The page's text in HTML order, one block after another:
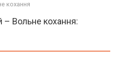
кохання
– Вольне кохання: